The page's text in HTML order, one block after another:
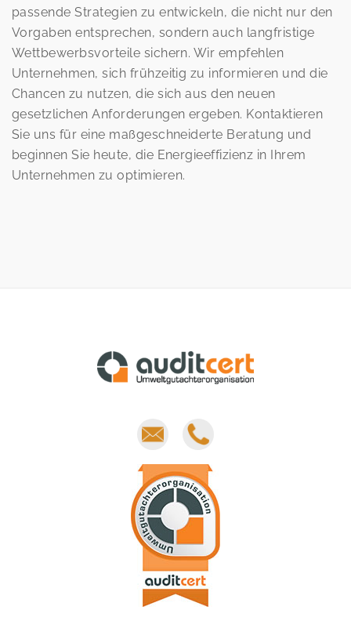
passende Strategien zu entwickeln, die nicht nur den
Vorgaben entsprechen, sondern auch langfristige
Wettbewerbsvorteile sichern. Wir empfehlen
Unternehmen, sich frühzeitig zu informieren und die
Chancen zu nutzen, die sich aus den neuen
gesetzlichen Anforderungen ergeben. Kontaktieren
Sie uns für eine maßgeschneiderte Beratung und
beginnen Sie heute, die Energieeffizienz in Ihrem
Unternehmen zu optimieren.
E-
mail